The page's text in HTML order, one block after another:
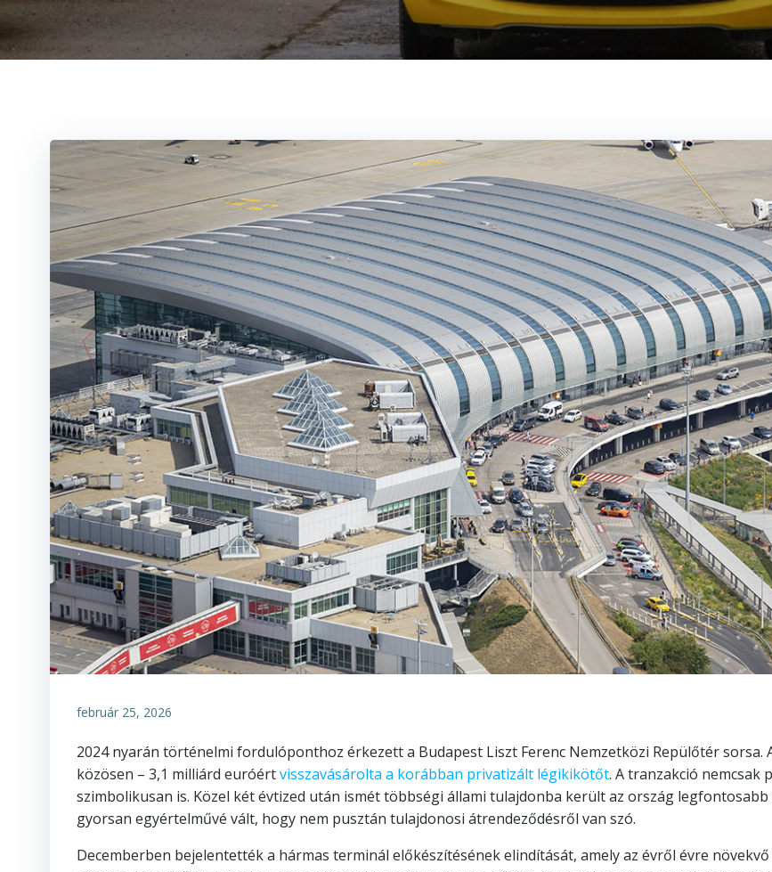
február 25, 2026
2024 nyarán történelmi fordulóponthoz érkezett a Budapest Liszt Ferenc Nemzetközi Repülőtér sorsa.
közösen – 3,1 milliárd euróértvisszavásárolta a korábban privatizált légikikötőt. A tranzakció nemcsak
szimbolikusan is. Közel két évtized után ismét többségi állami tulajdonba került az ország
gyorsan egyértelművé vált, hogy nem pusztán tulajdonosi átrendeződésről van szó.
Decemberben bejelentették a hármas terminál előkészítésének elindítását, amely az évről évre